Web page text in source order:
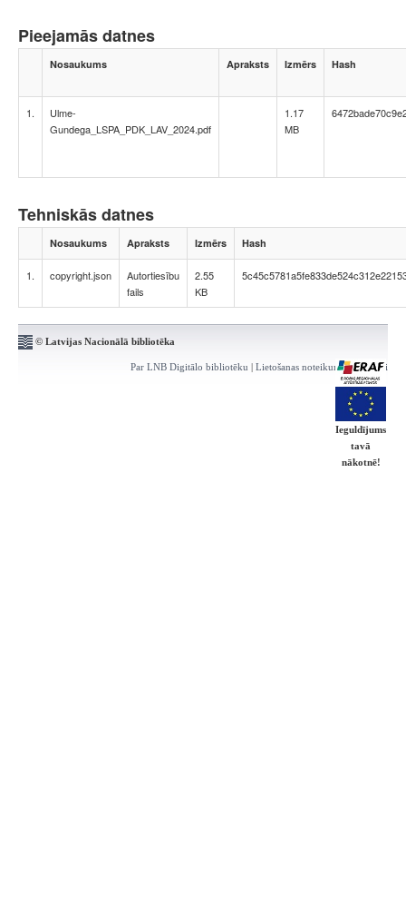
Pieejamās datnes
Nosaukums Apraksts Izmērs Hash
1.
Ulme-
Gundega_LSPA_PDK_LAV_2024.pdf
1.17
MB
Tehniskās datnes
Nosaukums Apraksts Izmērs Hash
1. copyright.json
Autortiesību
fails
2.55
KB
© Latvijas Nacionālā bibliotēka
Par LNB Digitālo bibliotēku | Lietošanas noteikumi | Kontakti
Ieguldījums
tavā
nākotnē!